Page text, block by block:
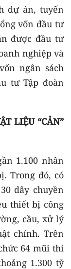
dự án, tuyến
vốn đầu tư
được đầu tư
nghiệp và
ngân sách
tư Tập đoàn
LIỆU “CẢN”
1.100 nhân
Trong đó, có
dây chuyền
thiết bị công
cầu, xử lý
chính. Trên
64 mũi thi
1.300 tỷ